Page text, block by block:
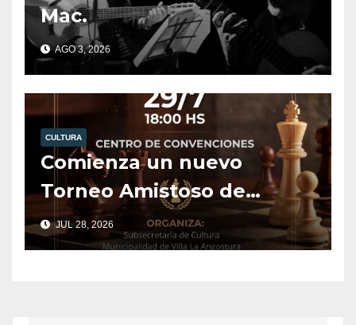
Mac.
AGO 3, 2026
CULTURA
Comienza un nuevo
Torneo Amistoso de
Ajedrez.
JUL 28, 2026